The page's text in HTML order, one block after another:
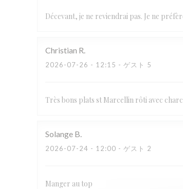
Décevant, je ne reviendrai pas. Je ne
Christian R
2026-07-26 - 12:15 - ゲスト 5
Très bons plats st Marcellin rôti avec
Solange B
2026-07-24 - 12:00 - ゲスト 2
Manger au top